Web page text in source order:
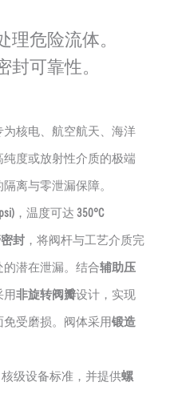
危险流体。
可靠性。
核电、航空航天、海洋
度或放射性介质的极端
离与零泄漏保障。
，温度可达 350°C
封，将阀杆与工艺介质完
潜在泄漏。结合辅助压
用非旋转阀瓣设计，实现
受磨损。阀体采用锻造
级设备标准，并提供螺